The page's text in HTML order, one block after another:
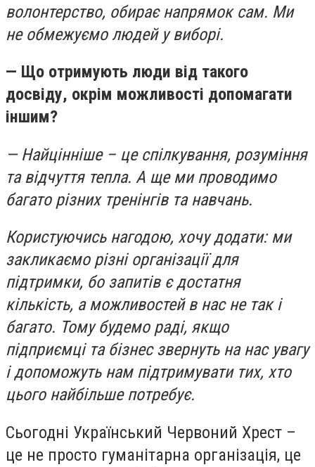
волонтерство, обирає напрямок сам. Ми
не обмежуємо людей у виборі.
— Що отримують люди від такого
досвіду, окрім можливості допомагати
іншим?
— Найцінніше – це спілкування, розуміння
та відчуття тепла. А ще ми проводимо
багато різних тренінгів та навчань.
Користуючись нагодою, хочу додати: ми
закликаємо різні організації для
підтримки, бо запитів є достатня
кількість, а можливостей в нас не так і
багато. Тому будемо раді, якщо
підприємці та бізнес звернуть на нас увагу
і допоможуть нам підтримувати тих, хто
цього найбільше потребує.
Сьогодні Український Червоний Хрест –
це не просто гуманітарна організація, це